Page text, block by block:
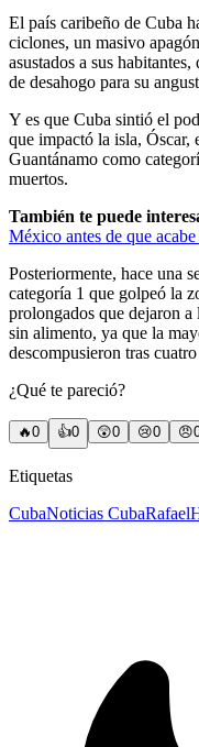
El país caribeño de Cuba
ciclones, un masivo
asustados a sus
de desahogo para su
Y es que Cuba sintió el
que impactó la isla, Óscar,
Guantánamo como
muertos.
También te puede
México antes de que
Posteriormente, hace una
categoría 1 que golpeó la
prolongados que dejaron
sin alimento, ya que la
descompusieron tras
¿Qué te pareció?
🔥0 👍0 😲0 😢0 😠
Etiquetas
CubaNoticias CubaRafael